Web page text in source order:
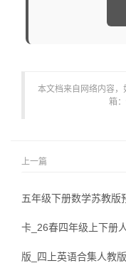
本文档来自网络内容
箱
上一篇
五年级下册数学苏教版
卡_26春四年级上下册
版_四上英语合集人教版